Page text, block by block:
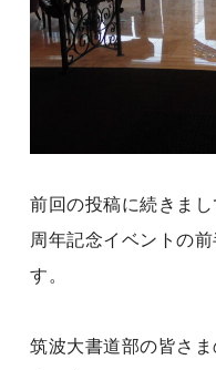
前回の投稿に続きま
周年記念イベントの
す。
筑波大書道部の皆さ